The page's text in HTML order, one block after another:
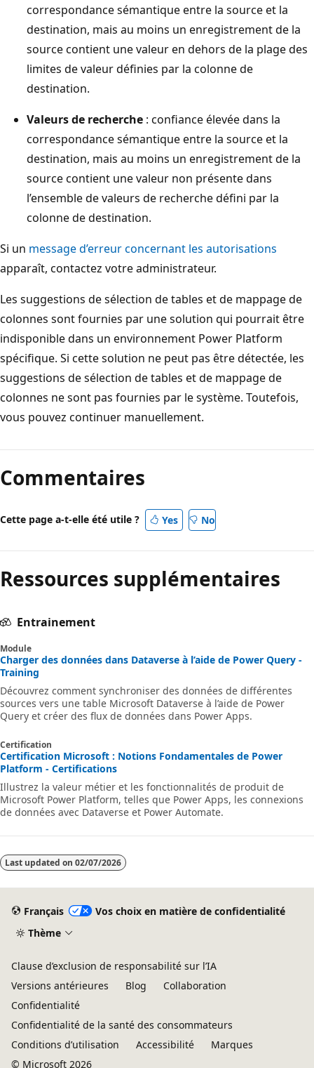
correspondance sémantique entre la source et la
destination, mais au moins un enregistrement de la
source contient une valeur en dehors de la plage des
limites de valeur définies par la colonne de
destination.
Valeurs de recherche : confiance élevée dans la
correspondance sémantique entre la source et la
destination, mais au moins un enregistrement de la
source contient une valeur non présente dans
l’ensemble de valeurs de recherche défini par la
colonne de destination.
Si un message d’erreur concernant les autorisations
apparaît, contactez votre administrateur.
Les suggestions de sélection de tables et de mappage de
colonnes sont fournies par une solution qui pourrait être
indisponible dans un environnement Power Platform
spécifique. Si cette solution ne peut pas être détectée, les
suggestions de sélection de tables et de mappage de
colonnes ne sont pas fournies par le système. Toutefois,
vous pouvez continuer manuellement.
Commentaires
Cette page a-t-elle été utile ? Yes No
Ressources supplémentaires
Entrainement
Module
Charger des données dans Dataverse à l’aide de Power Query -
Training
Découvrez comment synchroniser des données de différentes
sources vers une table Microsoft Dataverse à l’aide de Power
Query et créer des flux de données dans Power Apps.
Certification
Certification Microsoft : Notions Fondamentales de Power
Platform - Certifications
Illustrez la valeur métier et les fonctionnalités de produit de
Microsoft Power Platform, telles que Power Apps, les connexions
de données avec Dataverse et Power Automate.
Last updated on 02/07/2026
Français
Vos choix en matière de confidentialité
Thème
Clause d’exclusion de responsabilité sur l’IA
Versions antérieures
Blog
Collaboration
Confidentialité
Confidentialité de la santé des consommateurs
Conditions d’utilisation
Accessibilité
Marques
© Microsoft 2026